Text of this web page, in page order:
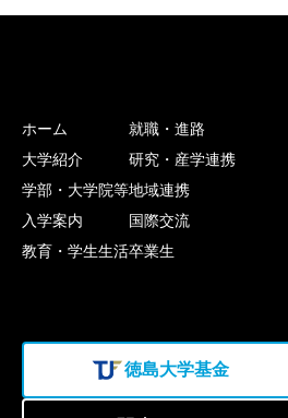
ホーム
大学紹介
学部・大学院等
入学案内
教育・学生生活
就職・進路
研究・産学連携
地域連携
国際交流
卒業生
徳島大学基金